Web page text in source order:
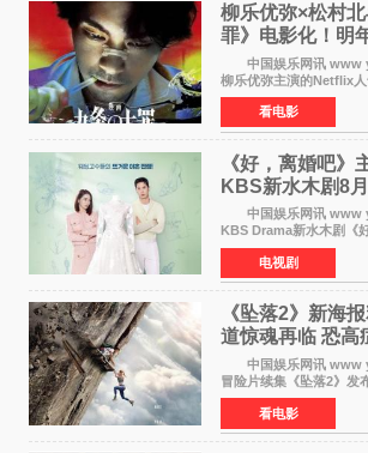
柳乐优弥×松村
罪》电影化！明
笔将全面揭晓
中国娱乐网讯 www
柳乐优弥主演的Netflix
罪》正式宣布改编为电影
上映。柳乐优弥与
手，为观众带来这部
看电影
《好，离婚吧》
KBS新水木剧8
离婚体验记来袭
中国娱乐网讯 www
KBS Drama新水木剧《
主海报，正式进入开播
女主角背对背站立，各
空白与冷漠的表情
电视剧
《坠落2》新海
道惊魂再临 恐高
中国娱乐网讯 www
冒险片续集《坠落2》发
于绝境高处——这一次，
道。该片将于今年9月2
请提前做好心理
看电影